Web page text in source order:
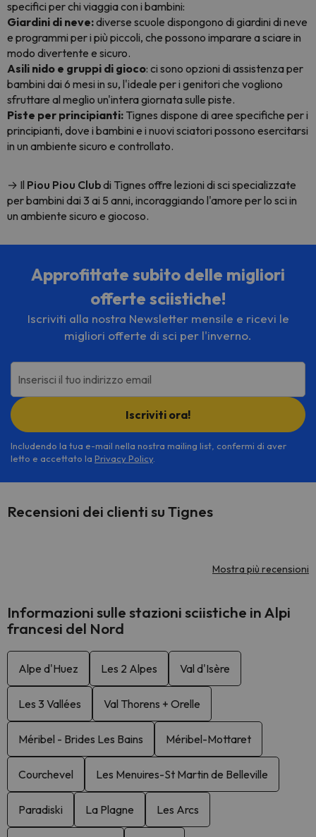
specifici per chi viaggia con i bambini:
Giardini di neve:diverse scuole dispongono di giardini di neve
e programmi per i più piccoli, che possono imparare a sciare in
modo divertente e sicuro.
Asili nido e gruppi di gioco: ci sono opzioni di assistenza per
bambini dai 6 mesi in su, l'ideale per i genitori che vogliono
sfruttare al meglio un'intera giornata sulle piste.
Piste per principianti: Tignes dispone di aree specifiche per i
principianti, dove i bambini e i nuovi sciatori possono esercitarsi
in un ambiente sicuro e controllato.
→ Il Piou Piou Clubdi Tignes offre lezioni di sci specializzate
per bambini dai 3 ai 5 anni, incoraggiando l'amore per lo sci in
un ambiente sicuro e giocoso.
Approfittate subito delle migliori
offerte sciistiche!
Iscriviti alla nostra Newsletter mensile e ricevi le
migliori offerte di sci per l'inverno.
Inserisci il tuo indirizzo email
Iscriviti ora!
Includendo la tua e-mail nella nostra mailing list, confermi di aver
letto e accettato la Privacy Policy.
Recensioni dei clienti su Tignes
Mostra più recensioni
Informazioni sulle stazioni sciistiche in Alpi
francesi del Nord
Alpe d'Huez Les 2 Alpes Val d'Isère
Les 3 Vallées Val Thorens + Orelle
Méribel - Brides Les Bains Méribel-Mottaret
Courchevel Les Menuires-St Martin de Belleville
Paradiski La Plagne Les Arcs